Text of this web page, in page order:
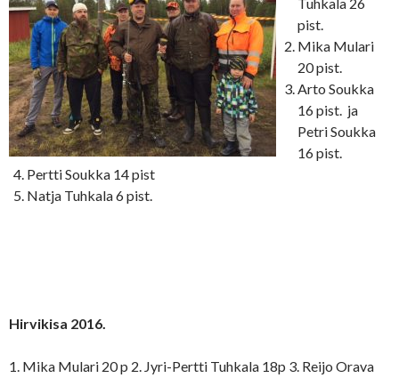
pist.
Mika Mulari
20 pist.
Arto Soukka
16 pist. ja
Petri Soukka
16 pist.
Pertti Soukka 14 pist
Natja Tuhkala 6 pist.
Hirvikisa 2016.
1. Mika Mulari 20 p 2. Jyri-Pertti Tuhkala 18p 3. Reijo Orava